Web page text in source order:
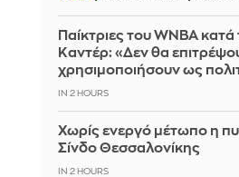
Παίκτριες του WNBA κατά
Καντέρ: «Δεν θα
χρησιμοποιήσουν ως
IN 2 HOURS
Χωρίς ενεργό μέτωπο η
Σίνδο Θεσσαλονίκης
IN 2 HOURS